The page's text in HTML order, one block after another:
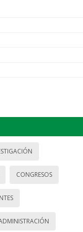
CONGRESOS